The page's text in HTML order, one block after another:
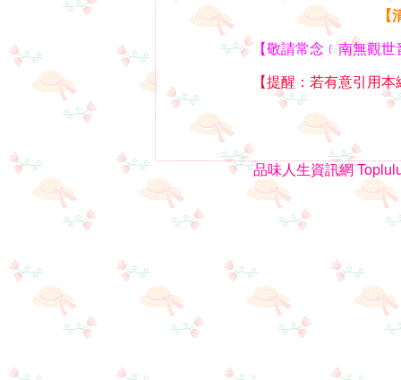
【敬請常念﹝南無觀
【提醒：若有意引用
品味人生資訊網